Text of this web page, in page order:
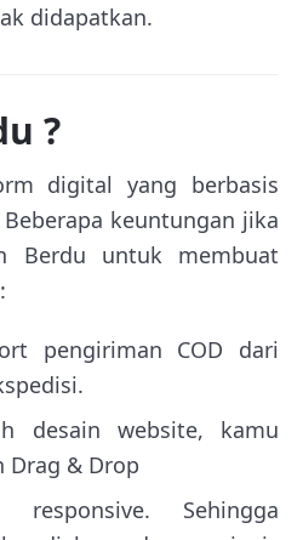
didapatkan.
?
digital yang berbasis
keuntungan jika
Berdu untuk membuat
pengiriman COD dari
desain website, kamu
Drag & Drop
responsive. Sehingga